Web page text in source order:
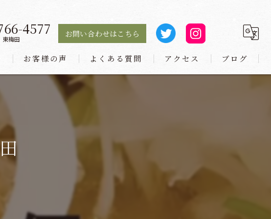
4577
東梅田
お問い合わせはこちら
お客様の声 よくある質問 アクセス ブログ